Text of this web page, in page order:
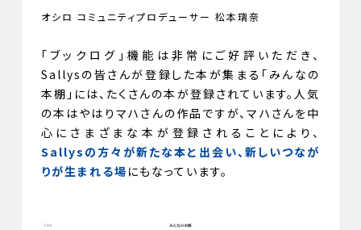
オシロ コミュニティプロデューサー 松本璃奈
「ブックログ」機能は非常にご好評いただき、
Sallysの皆さんが登録した本が集まる「みんなの
本棚」には、たくさんの本が登録されています。人気
の本はやはりマハさんの作品ですが、マハさんを中
心にさまざまな本が登録されることにより、
Sallysの方々が新たな本と出会い、新しいつなが
りが生まれる場 にもなっています。